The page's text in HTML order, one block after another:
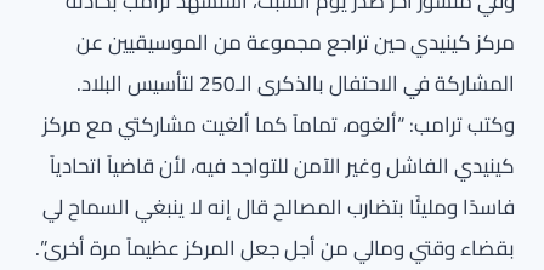
مركز كينيدي حين تراجع مجموعة من الموسيقيين عن
المشاركة في الاحتفال بالذكرى الـ250 لتأسيس البلاد.
وكتب ترامب: “ألغوه، تماماً كما ألغيت مشاركتي مع مركز
كينيدي الفاشل وغير الآمن للتواجد فيه، لأن قاضياً اتحادياً
فاسدًا ومليئًا بتضارب المصالح قال إنه لا ينبغي السماح لي
بقضاء وقتي ومالي من أجل جعل المركز عظيماً مرة أخرى”.